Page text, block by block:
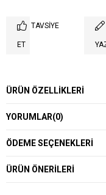
TAVSIYE
ET
ÜRÜN ÖZELLIKLERI
YORUMLAR(0)
ÖDEME SEÇENEKLERI
ÜRÜN ÖNERILERI